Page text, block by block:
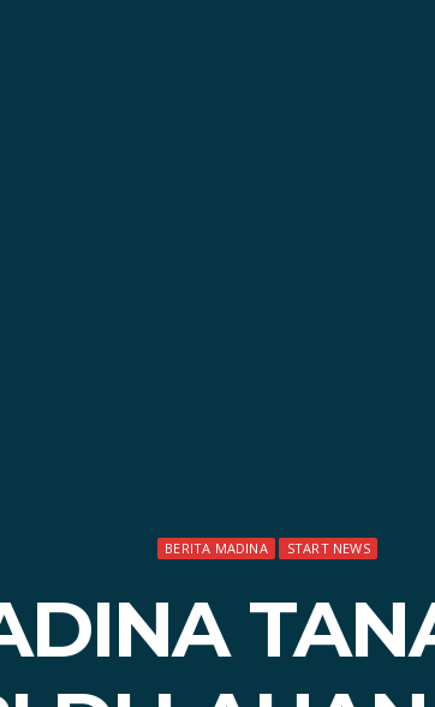
BERITA MADINA START NEWS